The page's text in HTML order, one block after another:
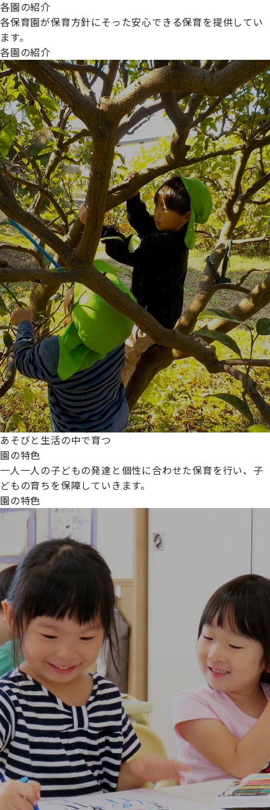
各園の紹介
各保育園が保育方針にそった安心できる保育を提供してい
ます。
各園の紹介
あそびと生活の中で育つ
園の特色
一人一人の子どもの発達と個性に合わせた保育を行い、子
どもの育ちを保障していきます。
園の特色